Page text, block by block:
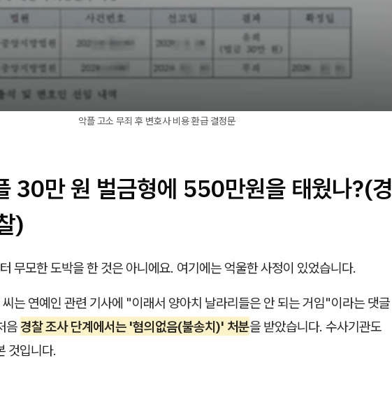
악플 고소 무죄 후 변호사 비용 환급 결정문
30만 원 벌금형에 550만원을 태웠나?(경
)
무모한 도박을 한 것은 아니에요. 여기에는 억울한 사정이 있었습니다.
는 연예인 관련 기사에 "이래서 양아치 날라리들은 안 되는 거임"이라는 댓글
음 경찰 조사 단계에서는 '혐의없음(불송치)' 처분을 받았습니다. 수사기관도
것입니다.